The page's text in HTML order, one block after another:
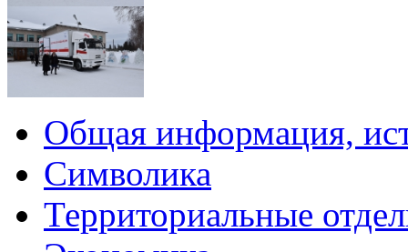
Общая информация,
Символика
Территориальные